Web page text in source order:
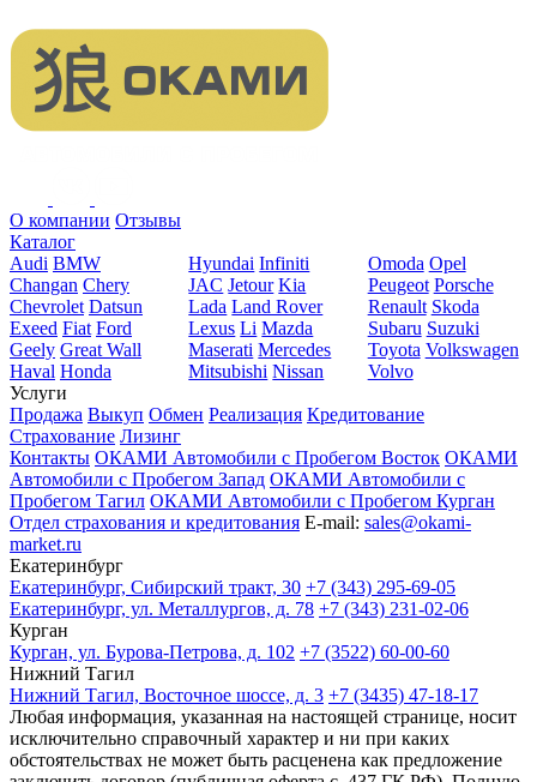
О компании Отзывы
Каталог
Audi BMW
Changan Chery
Chevrolet Datsun
Exeed Fiat Ford
Geely Great Wall
Haval Honda
Hyundai Infiniti
JAC Jetour Kia
Lada Land Rover
Lexus Li Mazda
Maserati Mercedes
Mitsubishi Nissan
Omoda Opel
Peugeot Porsche
Renault Skoda
Subaru Suzuki
Toyota Volkswagen
Volvo
Услуги
Продажа Выкуп Обмен Реализация Кредитование
Страхование Лизинг
Контакты ОКАМИ Автомобили с Пробегом Восток ОКАМИ
Автомобили с Пробегом Запад ОКАМИ Автомобили с
Пробегом Тагил ОКАМИ Автомобили с Пробегом Курган
Отдел страхования и кредитования E-mail: sales@okami-
market.ru
Екатеринбург
Екатеринбург, Сибирский тракт, 30 +7 (343) 295-69-05
Екатеринбург, ул. Металлургов, д. 78 +7 (343) 231-02-06
Курган
Курган, ул. Бурова-Петрова, д. 102 +7 (3522) 60-00-60
Нижний Тагил
Нижний Тагил, Восточное шоссе, д. 3 +7 (3435) 47-18-17
Любая информация, указанная на настоящей странице, носит
исключительно справочный характер и ни при каких
обстоятельствах не может быть расценена как предложение